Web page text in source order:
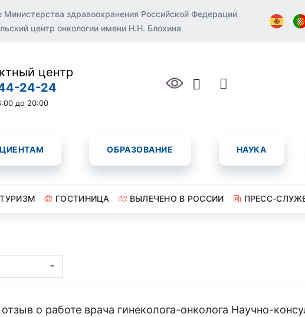
здравоохранения Российской Федерации
центр онкологии имени Н.Н. Блохина
центр
24-24
до 20:00
ОБРАЗОВАНИЕ НАУКА
ГОСТИНИЦА ВЫЛЕЧЕНО В РОССИИ ПРЕСС-
о работе врача гинеколога-онколога Научно-